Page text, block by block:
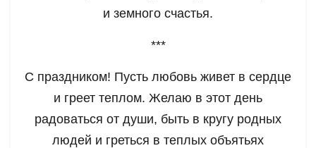
и земного счастья.
***
С праздником! Пусть любовь живет в сердце
и греет теплом. Желаю в этот день
радоваться от души, быть в кругу родных
людей и греться в теплых объятьях